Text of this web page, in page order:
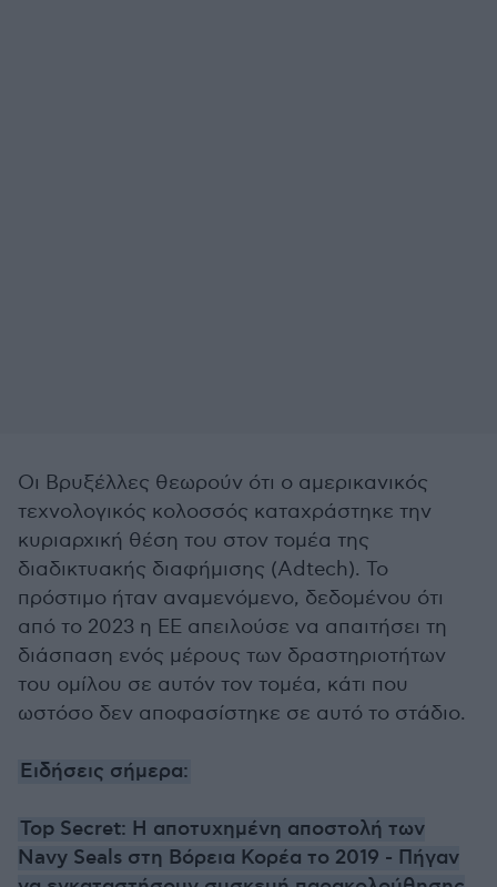
Οι Βρυξέλλες θεωρούν ότι ο αμερικανικός
τεχνολογικός κολοσσός καταχράστηκε την
κυριαρχική θέση του στον τομέα της
διαδικτυακής διαφήμισης (Adtech). Το
πρόστιμο ήταν αναμενόμενο, δεδομένου ότι
από το 2023 η ΕΕ απειλούσε να απαιτήσει τη
διάσπαση ενός μέρους των δραστηριοτήτων
του ομίλου σε αυτόν τον τομέα, κάτι που
ωστόσο δεν αποφασίστηκε σε αυτό το στάδιο.
Ειδήσεις σήμερα:
Top Secret: Η αποτυχημένη αποστολή των
Navy Seals στη Βόρεια Κορέα το 2019 - Πήγαν